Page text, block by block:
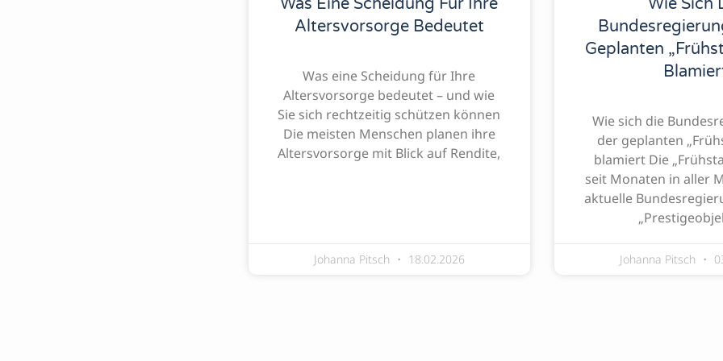
Altersvorsorge Bedeutet
Was eine Scheidung für Ihre
Altersvorsorge bedeutet – und wie
Sie sich rechtzeitig schützen können
Die meisten Menschen planen ihre
Altersvorsorge mit Blick auf Rendite,
Johanna Pitsch 18.02.2026
Geplanten
Wie sich die
der geplanten
blamiert Die
seit Monaten in aller
aktuelle
Johanna Pitsch